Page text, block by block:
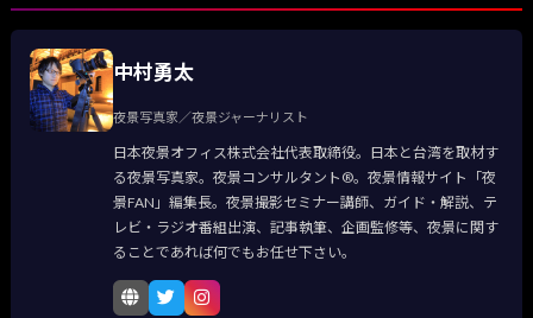
中村勇太
夜景写真家／夜景ジャーナリスト
日本夜景オフィス株式会社代表取締役。日本と台湾を取材す
る夜景写真家。夜景コンサルタント®。夜景情報サイト「夜
景FAN」編集長。夜景撮影セミナー講師、ガイド・解説、テ
レビ・ラジオ番組出演、記事執筆、企画監修等、夜景に関す
ることであれば何でもお任せ下さい。